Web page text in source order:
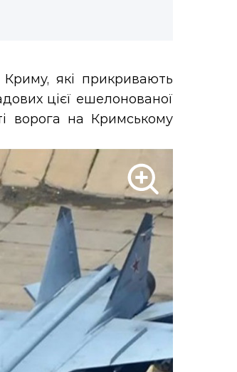
які прикривають
цієї ешелонованої
ворога на Кримському